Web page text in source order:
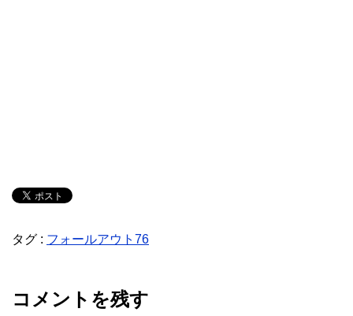
タグ : フォールアウト76
コメントを残す